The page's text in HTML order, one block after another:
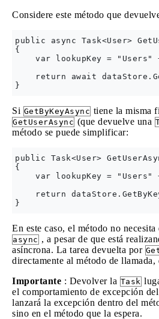
Considere este método que
public async Task<User>
{
var lookupKey = "Users"
return await
Si GetByKeyAsync tiene la misma
GetUserAsync (que devuelve una
método se puede simplificar:
public Task<User>
{
var lookupKey = "Users"
return
En este caso, el método no
async , a pesar de que está
asíncrona. La tarea devuelta por
directamente al método de llamada,
Importante : Devolver la Task
el comportamiento de excepción
lanzará la excepción dentro del
sino en el método que la espera.